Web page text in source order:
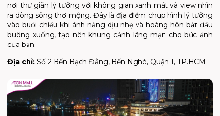
nơi thư giãn lý tưởng với không gian xanh mát và view nhìn
ra dòng sông thơ mộng. Đây là địa điểm chụp hình lý tưởng
vào buổi chiều khi ánh nắng dịu nhẹ và hoàng hôn bắt đầu
buông xuống, tạo nên khung cảnh lãng mạn cho bức ảnh
của bạn.
Địa chỉ: Số 2 Bến Bạch Đằng, Bến Nghé, Quận 1, TP.HCM